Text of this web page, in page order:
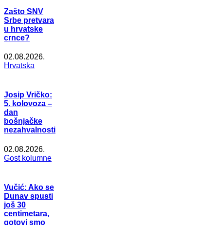
Zašto SNV
Srbe pretvara
u hrvatske
crnce?
02.08.2026.
Hrvatska
Josip Vričko:
5. kolovoza –
dan
bošnjačke
nezahvalnosti
02.08.2026.
Gost kolumne
Vučić: Ako se
Dunav spusti
još 30
centimetara,
gotovi smo